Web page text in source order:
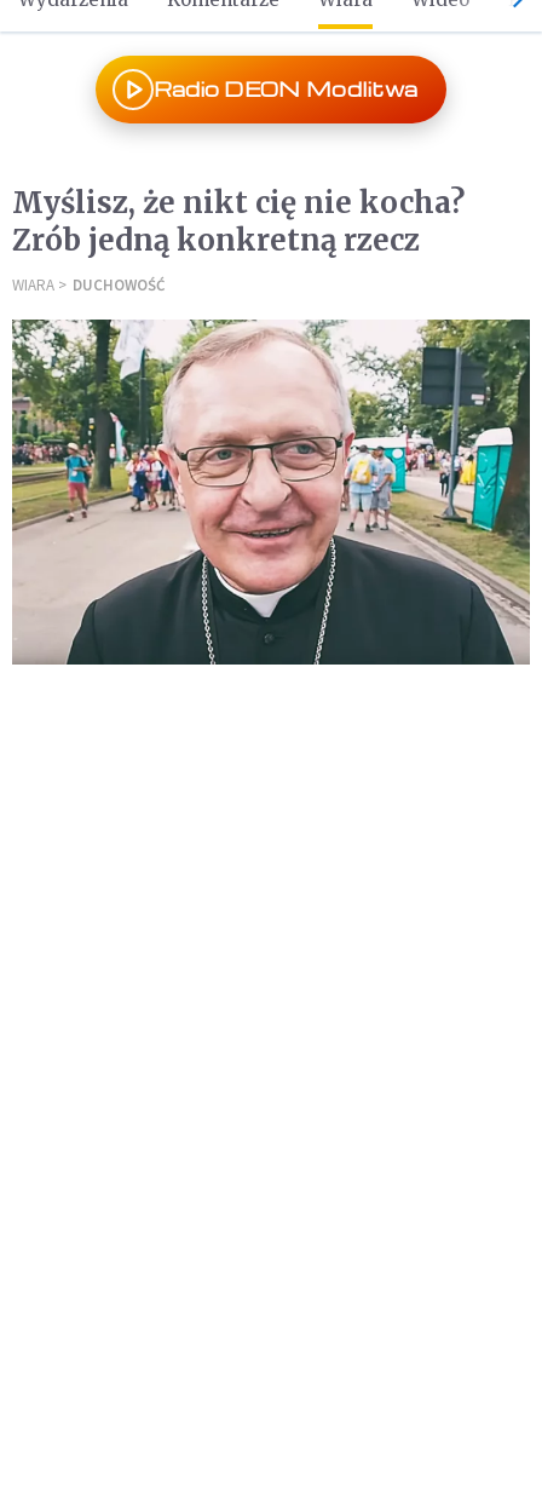
Radio DEON Modlitwa
Myślisz, że nikt cię nie kocha?
Zrób jedną konkretną rzecz
WIARA DUCHOWOŚĆ